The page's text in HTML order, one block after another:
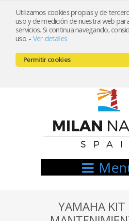
Utilizamos cookies propias y de
uso y de medición de nuestra web
servicios. Si continua navegando,
uso. - Ver detalles
Permitir cookies
Registrarse Mi
666521122 //
YAMAHA KIT